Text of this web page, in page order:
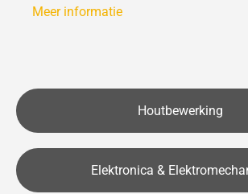
Meer informatie
Houtbewerking
Elektronica &